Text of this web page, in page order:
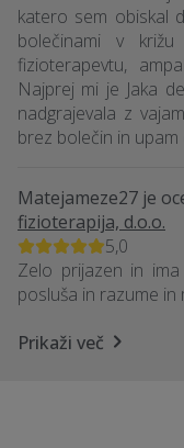
katero sem obiskal
bolečinami v
fizioterapevtu,
Najprej mi je Jaka
nadgrajevala z
brez bolečin in
Matejameze27 je
fizioterapija, d.o.o.
5,0
Zelo prijazen in
posluša in razume in
Prikaži več